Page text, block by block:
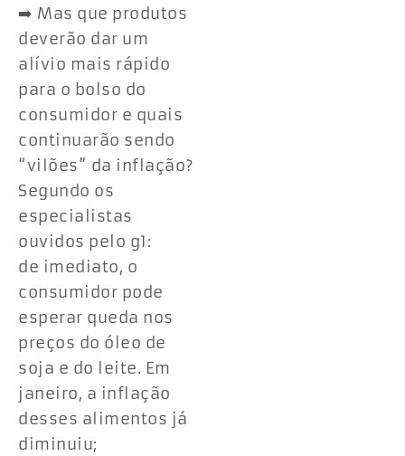
➡️ Mas que produtos
deverão dar um
alívio mais rápido
para o bolso do
consumidor e quais
continuarão sendo
“vilões” da inflação?
Segundo os
especialistas
ouvidos pelo g1:
de imediato, o
consumidor pode
esperar queda nos
preços do óleo de
soja e do leite. Em
janeiro, a inflação
desses alimentos já
diminuiu;